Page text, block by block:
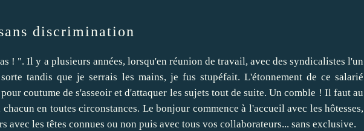
discrimination
! ". Il y a plusieurs années, lorsqu'en réunion de travail, avec des syndicalistes l'un
tandis que je serrais les mains, je fus stupéfait. L'étonnement de ce salarié
coutume de s'asseoir et d'attaquer les sujets tout de suite. Un comble ! Il faut au
en toutes circonstances. Le bonjour commence à l'accueil avec les hôtesses,
avec les têtes connues ou non puis avec tous vos collaborateurs... sans exclusive.